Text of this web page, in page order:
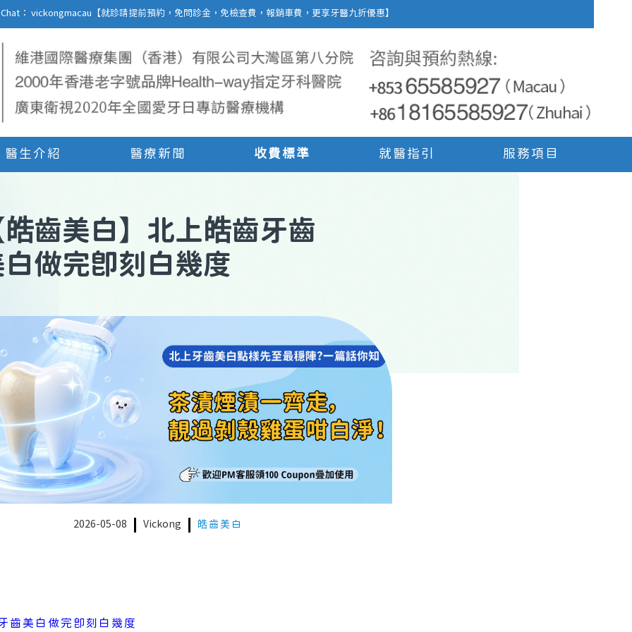
： vickongmacau【就診請提前預約，免問診金，免檢查費，報銷車費，更享牙醫九折優惠】
醫生介紹 醫療新聞 收費標準 就醫指引 服務項目
皓齒美白】 北上皓齒牙齒
做完即刻白幾度
2026-05-08 Vickong 皓齒美白
齒美白做完即刻白幾度